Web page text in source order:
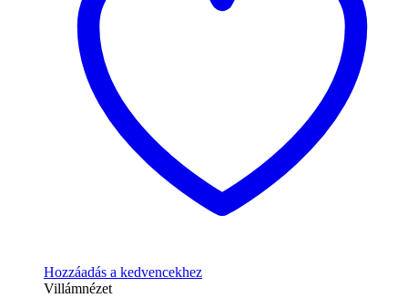
Hozzáadás a kedvencekhez
Villámnézet